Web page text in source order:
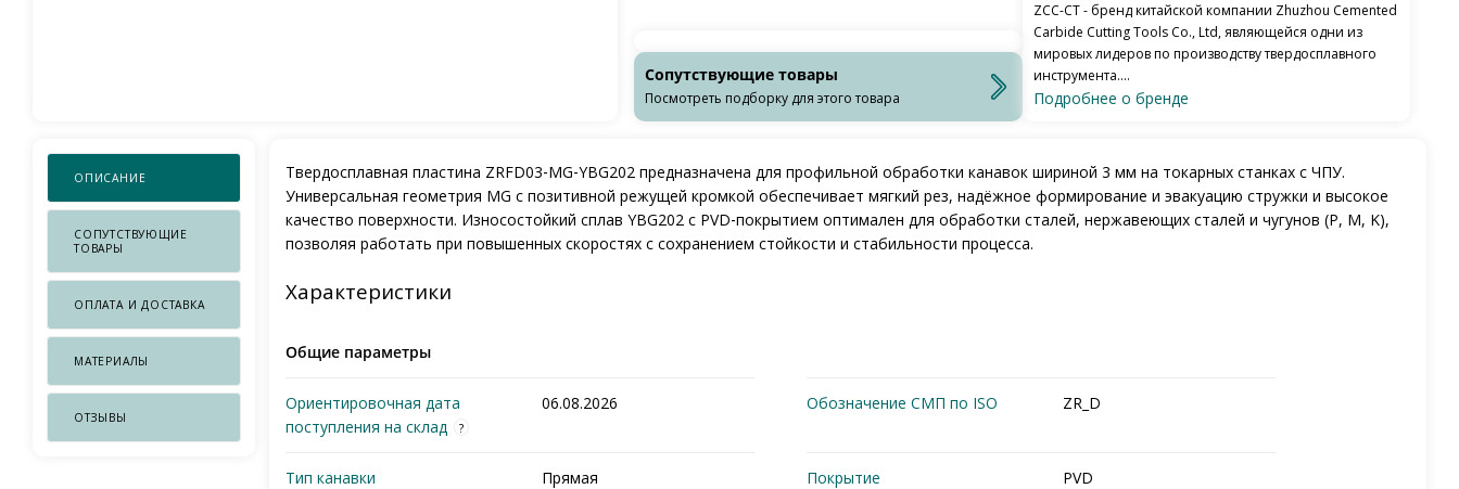
Сопутствующие товары
Посмотреть подборку для этого товара
ZCC-CT - бренд китайской компании Zhuzhou Cemented
Carbide Cutting Tools Co., Ltd, являющейся одни из
мировых лидеров по производству твердосплавного
инструмента....
Подробнее о бренде
ОПИСАНИЕ
СОПУТСТВУЮЩИЕ
ТОВАРЫ
ОПЛАТА И ДОСТАВКА
МАТЕРИАЛЫ
ОТЗЫВЫ
Твердосплавная пластина ZRFD03‑MG‑YBG202 предназначена для профильной обработки канавок шириной 3 мм на токарных станках с ЧПУ.
Универсальная геометрия MG с позитивной режущей кромкой обеспечивает мягкий рез, надёжное формирование и эвакуацию стружки и высокое
качество поверхности. Износостойкий сплав YBG202 с PVD‑покрытием оптимален для обработки сталей, нержавеющих сталей и чугунов (P, M, K),
позволяя работать при повышенных скоростях с сохранением стойкости и стабильности процесса.
Характеристики
Общие параметры
Ориентировочная дата
поступления на склад
?
06.08.2026 Обозначение СМП по ISO ZR_D
Тип канавки Прямая Покрытие PVD